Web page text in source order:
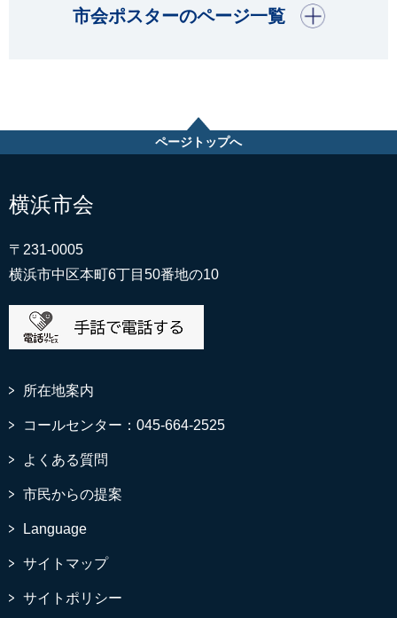
市会ポスターのページ一覧
開く
ページトップへ
横浜市会
〒231-0005
横浜市中区本町6丁目50番地の10
所在地案内
コールセンター：045-664-2525
よくある質問
市民からの提案
Language
サイトマップ
サイトポリシー